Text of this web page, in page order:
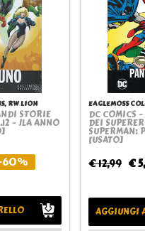
RW LION
STORIE
- JLA ANNO
EAGLEMOSS
DC COMICS
DEI
SUPERMAN:
[USATO]
€ 12,99 €
AGGIUNGI